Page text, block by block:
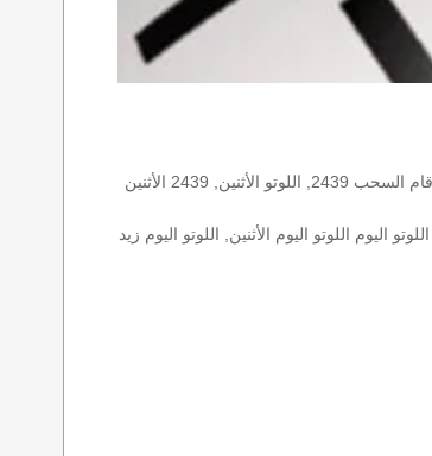
الأرقام الستة الاساسية, اللوتو اللبناني هذا اليوم اللوتو اليوم, اللوتو 2439 عو رقم سحب اللوتو ٢٤٣٩ بالحرف العربية اللوتو 1718, اللوتو 2026-08-10, اللوتو أرقام السحب 2439, اللوتو الأثنين, 2439 الأثنين
اللوتو اللبناني الأثنين, اللوتو اللبناني الأثنين اللوتو اللبناني الأثنين 2026-08-10, اللوتو اللبناني اليوم اللوتو اللبناني رقم السحب اللوتو اللبناني رقم السحب 2439, اللوتو اليوم اللوتو اليوم الأثنين, اللوتو اليوم زيد